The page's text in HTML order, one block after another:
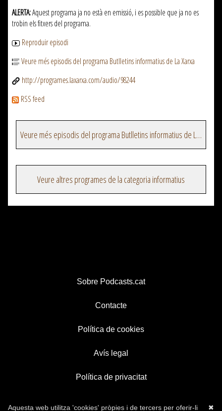
ALERTA:Aquest programa ja no està en emissió, i es possible que ja no es
trobin els fitxers del programa.
Reproduir episodi
Veure més episodis del programa Butlletins informatius de La Xarxa
http://programes.laxarxa.com/audio/98244
RSS feed
Veure més episodis del programa Butlletins informatius de La Xarxa
Veure altres programes de la categoria informatius
Sobre Podcasts.cat
Contacte
Política de cookies
Avís legal
Política de privacitat
✖
Aquesta web utilitza 'cookies' pròpies i de tercers per oferir-li